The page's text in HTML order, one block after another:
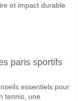
le match
pourcentage de 55%.
Kosovo U21
Correct de 2-1
et impact durable
paris sportifs
essentiels pour
tennis, une